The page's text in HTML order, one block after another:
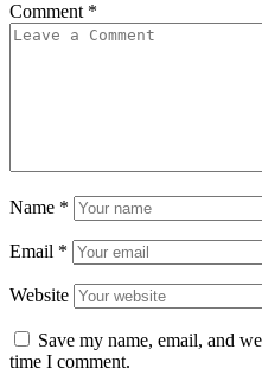
Comment *
Name *
Email *
Website
Save my name, email, and
time I comment.